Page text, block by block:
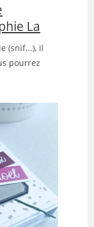
La
(snif...), il
pourrez